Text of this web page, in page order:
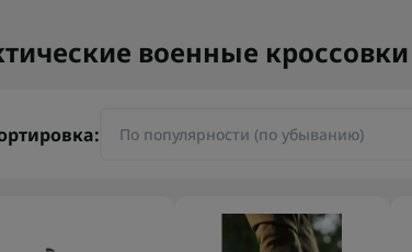
военные кроссовки